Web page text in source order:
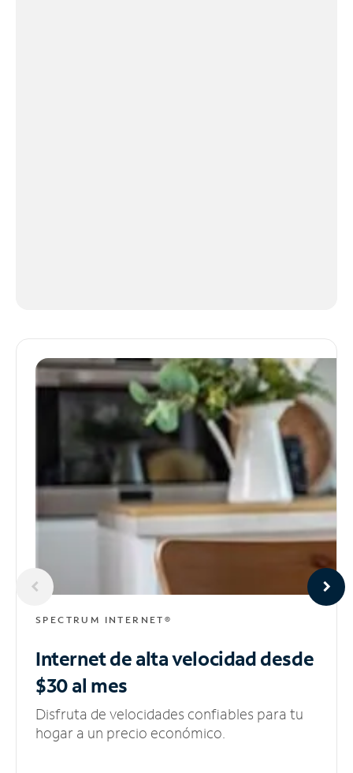
SPECTRUM INTERNET®
Internet de alta velocidaddesde
$30 al mes
Disfruta de velocidades confiables para tu
hogar a un precio económico.